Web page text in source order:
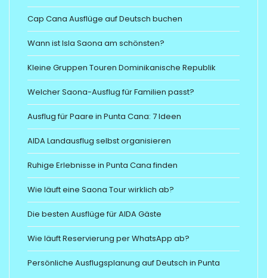
Cap Cana Ausflüge auf Deutsch buchen
Wann ist Isla Saona am schönsten?
Kleine Gruppen Touren Dominikanische Republik
Welcher Saona-Ausflug für Familien passt?
Ausflug für Paare in Punta Cana: 7 Ideen
AIDA Landausflug selbst organisieren
Ruhige Erlebnisse in Punta Cana finden
Wie läuft eine Saona Tour wirklich ab?
Die besten Ausflüge für AIDA Gäste
Wie läuft Reservierung per WhatsApp ab?
Persönliche Ausflugsplanung auf Deutsch in Punta